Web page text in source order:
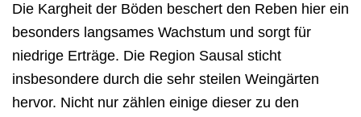
Die Kargheit der Böden beschert den Reben hier ein
besonders langsames Wachstum und sorgt für
niedrige Erträge. Die Region Sausal sticht
insbesondere durch die sehr steilen Weingärten
hervor. Nicht nur zählen einige dieser zu den